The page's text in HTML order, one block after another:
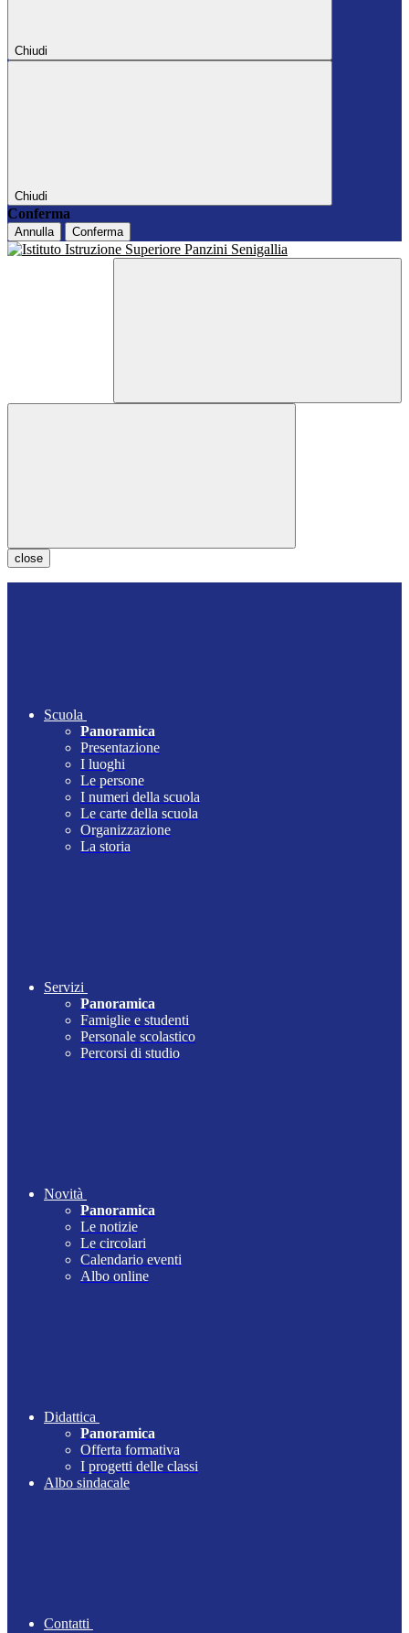
Chiudi
Chiudi
Conferma
Annulla Conferma
close
Scuola
Panoramica
Presentazione
I luoghi
Le persone
I numeri della scuola
Le carte della scuola
Organizzazione
La storia
Servizi
Panoramica
Famiglie e studenti
Personale scolastico
Percorsi di studio
Novità
Panoramica
Le notizie
Le circolari
Calendario eventi
Albo online
Didattica
Panoramica
Offerta formativa
I progetti delle classi
Albo sindacale
Contatti